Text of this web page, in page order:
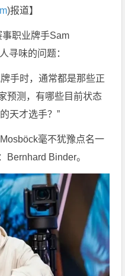
)报道】
职业牌手Sam
寻味的问题：
手时，通常都是那些正
预测，有哪些目前状态
天才选手？”
毫不犹豫点名一
Bernhard Binder。